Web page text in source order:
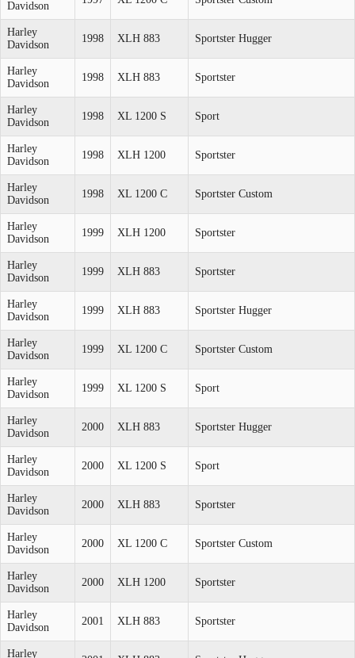
Davidson
Harley
Davidson
1998 XLH 883 Sportster Hugger
Harley
Davidson
1998 XLH 883 Sportster
Harley
Davidson
1998 XL 1200 S Sport
Harley
Davidson
1998 XLH 1200 Sportster
Harley
Davidson
1998 XL 1200 C Sportster Custom
Harley
Davidson
1999 XLH 1200 Sportster
Harley
Davidson
1999 XLH 883 Sportster
Harley
Davidson
1999 XLH 883 Sportster Hugger
Harley
Davidson
1999 XL 1200 C Sportster Custom
Harley
Davidson
1999 XL 1200 S Sport
Harley
Davidson
2000 XLH 883 Sportster Hugger
Harley
Davidson
2000 XL 1200 S Sport
Harley
Davidson
2000 XLH 883 Sportster
Harley
Davidson
2000 XL 1200 C Sportster Custom
Harley
Davidson
2000 XLH 1200 Sportster
Harley
Davidson
2001 XLH 883 Sportster
Harley